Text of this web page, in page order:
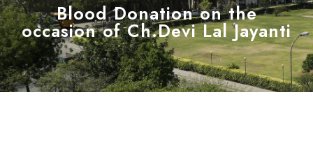
Blood Donation on the
occasion of Ch.Devi Lal Jayanti